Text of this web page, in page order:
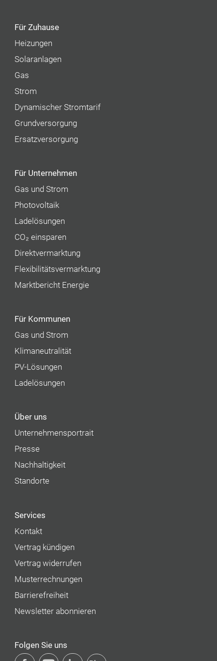
Für Zuhause
Heizungen
Solaranlagen
Gas
Strom
Dynamischer Stromtarif
Grundversorgung
Ersatzversorgung
Für Unternehmen
Gas und Strom
Photovoltaik
Ladelösungen
CO₂ einsparen
Direktvermarktung
Flexibilitätsvermarktung
Marktbericht Energie
Für Kommunen
Gas und Strom
Klimaneutralität
PV-Lösungen
Ladelösungen
Über uns
Unternehmens­portrait
Presse
Nachhaltigkeit
Standorte
Services
Kontakt
Vertrag kündigen
Vertrag widerrufen
Musterrechnungen
Barrierefreiheit
Newsletter abonnieren
Folgen Sie uns